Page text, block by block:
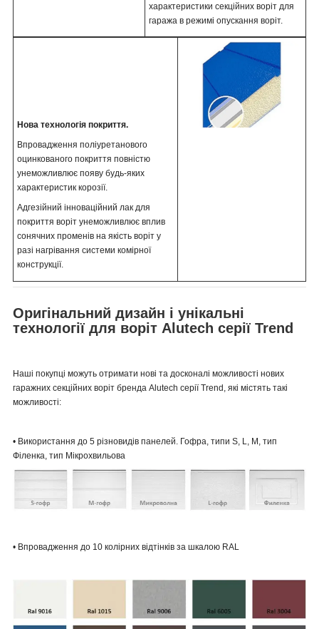
характеристики секційних воріт для
гаража в режимі опускання воріт.
Нова технологія покриття.
Впровадження поліуретанового
оцинкованого покриття повністю
унеможливлює появу будь-яких
характеристик корозії.
Адгезійний інноваційний лак для
покриття воріт унеможливлює вплив
сонячних променів на якість воріт у
разі нагрівання системи комірної
конструкції.
Оригінальний дизайн і унікальні
технології для воріт Alutech серії Trend
Наші покупці можуть отримати нові та досконалі можливості нових
гаражних секційних воріт бренда Alutech серії Trend, які містять такі
можливості:
• Використання до 5 різновидів панелей. Гофра, типи S, L, M, тип
Філенка, тип Мікрохвильова
• Впровадження до 10 колірних відтінків за шкалою RAL